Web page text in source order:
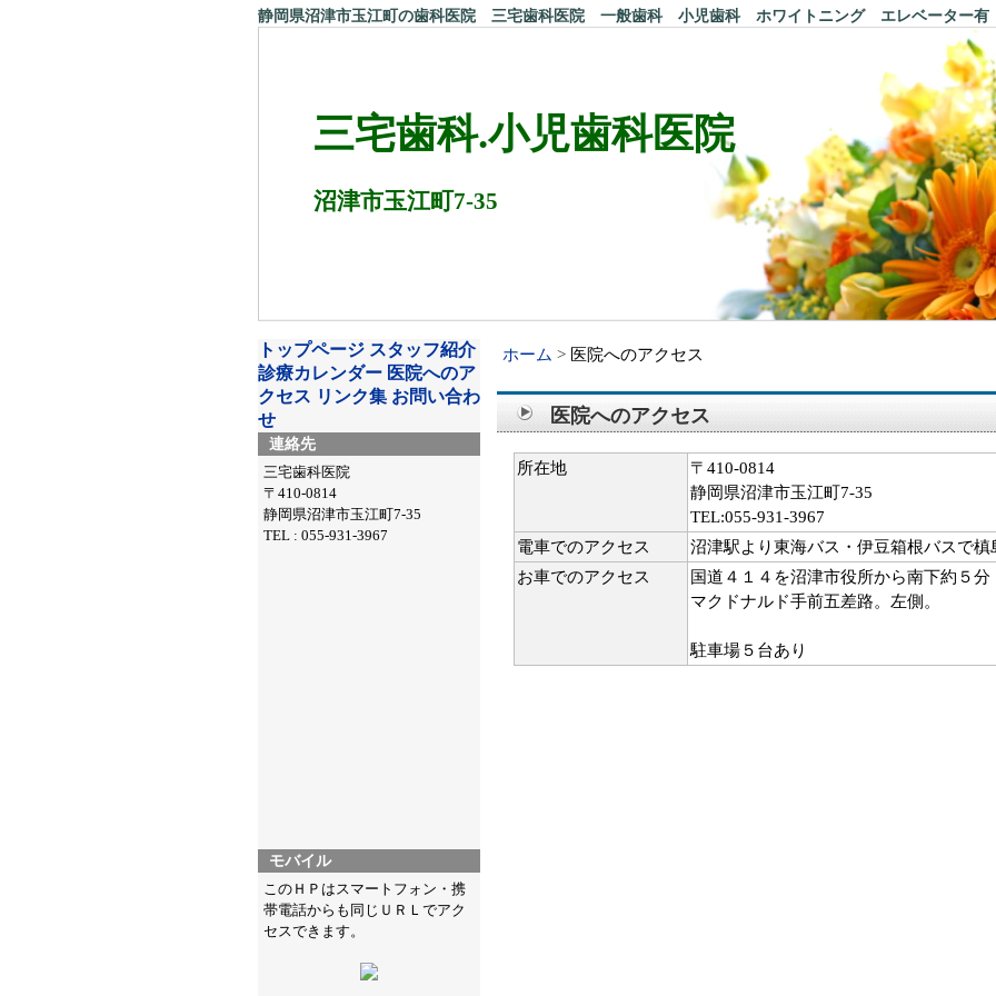
静岡県沼津市玉江町の歯科医院 三宅歯科医院 一般歯科 小児歯科 ホワイトニング エレベーター有
三宅歯科.小児歯科医院
沼津市玉江町7-35
トップページ スタッフ紹介
診療カレンダー 医院へのア
クセス リンク集 お問い合わ
せ
連絡先
三宅歯科医院
〒410-0814
静岡県沼津市玉江町7-35
TEL : 055-931-3967
モバイル
このＨＰはスマートフォン・携
帯電話からも同じＵＲＬでアク
セスできます。
ホーム 医院へのアクセス
医院へのアクセス
所在地
〒410-0814
静岡県沼津市玉江町7-35
TEL:055-931-3967
電車でのアクセス
沼津駅より東海バス・伊豆箱根バスで槙
お車でのアクセス
国道４１４を沼津市役所から南下約５分
マクドナルド手前五差路。左側。
駐車場５台あり